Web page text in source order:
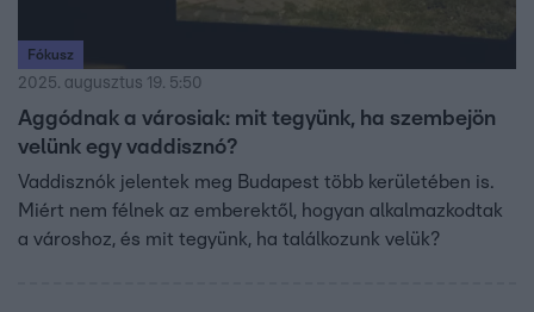
Fókusz
2025. augusztus 19. 5:50
Aggódnak a városiak: mit tegyünk, ha szembejön
velünk egy vaddisznó?
Vaddisznók jelentek meg Budapest több kerületében is.
Miért nem félnek az emberektől, hogyan alkalmazkodtak
a városhoz, és mit tegyünk, ha találkozunk velük?